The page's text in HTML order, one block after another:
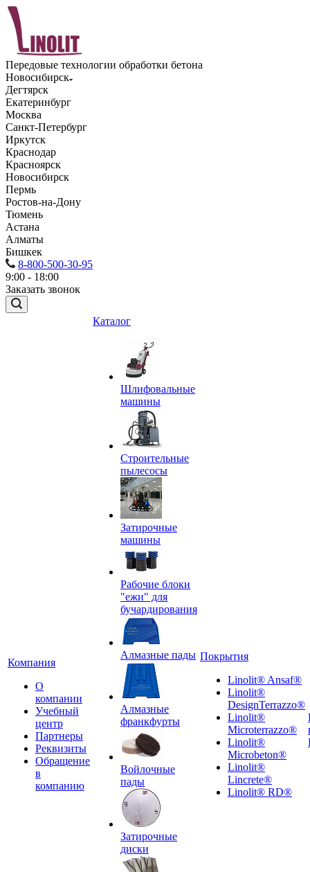
Передовые технологии обработки бетона
Новосибирск
Дегтярск
Екатеринбург
Москва
Санкт-Петербург
Иркутск
Краснодар
Красноярск
Новосибирск
Пермь
Ростов-на-Дону
Тюмень
Астана
Алматы
Бишкек
8-800-500-30-95
9:00 - 18:00
Заказать звонок
Компания
О
компании
Учебный
центр
Партнеры
Реквизиты
Обращение
в
компанию
Каталог
Шлифовальные
машины
Строительные
пылесосы
Затирочные
машины
Рабочие блоки
"ежи" для
бучардирования
Алмазные пады
Алмазные
франкфурты
Войлочные
пады
Затирочные
диски
Покрытия
Linolit® Ansaf®
Linolit®
DesignTerrazzo®
Linolit®
Microterrazzo®
Linolit®
Microbeton®
Linolit®
Lincrete®
Linolit® RD®